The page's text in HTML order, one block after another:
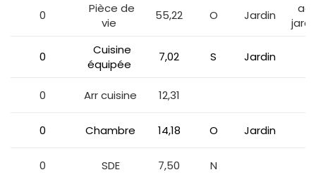
0
Pièce de
vie
55,22 O Jardin
0
Cuisine
équipée
7,02 S Jardin
0 Arr cuisine 12,31
0 Chambre 14,18 O Jardin
0 SDE 7,50 N